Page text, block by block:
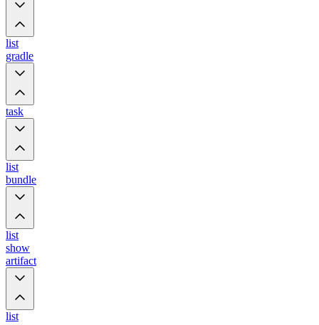
list
gradle
task
list
bundle
list
show
artifact
list